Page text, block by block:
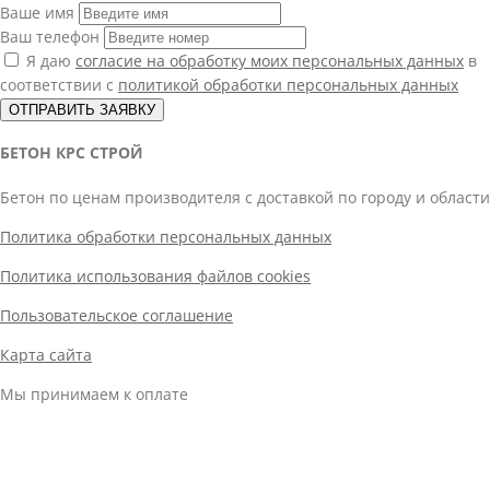
Ваше имя
Ваш телефон
Я даю согласие на обработку моих персональных данных в
соответствии с политикой обработки персональных данных
ОТПРАВИТЬ ЗАЯВКУ
БЕТОН КРС СТРОЙ
Бетон по ценам производителя с доставкой по городу и области
Политика обработки персональных данных
Политика использования файлов cookies
Пользовательское соглашение
Карта сайта
Мы принимаем к оплате